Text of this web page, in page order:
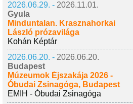
2026.06.29. - 2026.11.01.
Gyula
Minduntalan. Krasznahorkai
László prózavilága
Kohán Képtár
2026.06.20. - 2026.06.20.
Budapest
Múzeumok Éjszakája 2026 -
Óbudai Zsinagóga, Budapest
EMIH - Óbudai Zsinagóga